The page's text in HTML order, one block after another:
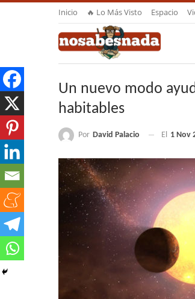
Inicio 🔥 Lo Más Visto Espacio
Un nuevo modo
habitables
Por David Palacio El 1 Nov